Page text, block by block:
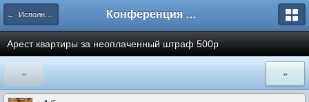
← Исполнительное производство Конференция ЮрКлуба
Арест квартиры за неоплаченный штраф 500р
« »